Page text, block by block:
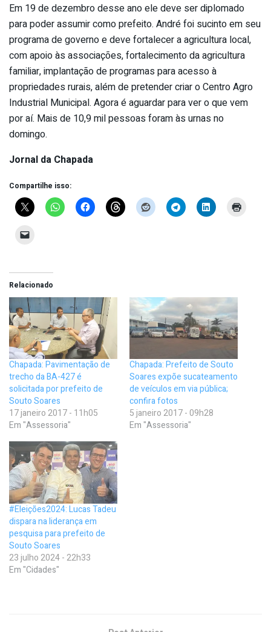
Em 19 de dezembro desse ano ele deve ser diplomado
para poder assumir como prefeito. André foi sucinto em seu
programa de governo e deve fortalecer a agricultura local,
com apoio às associações, fortalecimento da agricultura
familiar, implantação de programas para acesso à
propriedades rurais, além de pretender criar o Centro Agro
Industrial Municipal. Agora é aguardar para ver o que vem
por aí. Mais de 10,9 mil pessoas foram às urnas no
domingo.
Jornal da Chapada
Compartilhe isso:
Relacionado
Chapada: Pavimentação de
trecho da BA-427 é
solicitada por prefeito de
Souto Soares
17 janeiro 2017 - 11h05
Em "Assessoria"
Chapada: Prefeito de Souto
Soares expõe sucateamento
de veículos em via pública;
confira fotos
5 janeiro 2017 - 09h28
Em "Assessoria"
#Eleições2024: Lucas Tadeu
dispara na liderança em
pesquisa para prefeito de
Souto Soares
23 julho 2024 - 22h33
Em "Cidades"